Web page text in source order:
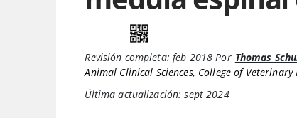
Revisión completa: feb 2018 Por Thomas
Animal Clinical Sciences, College of
Última actualización: sept 2024